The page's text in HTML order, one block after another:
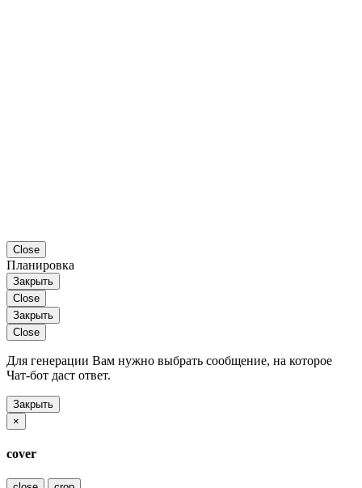
Close
Планировка
Закрыть
Close
Закрыть
Close
Для генерации Вам нужно выбрать сообщение, на которое
Чат-бот даст ответ.
Закрыть
×
cover